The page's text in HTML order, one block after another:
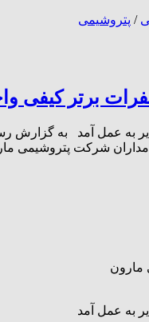
/ پتروشیمی
برتر کیفی
به عمل آمد به گزارش
شرکت پتروشیمی
مارون
به عمل آمد